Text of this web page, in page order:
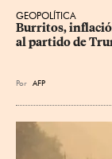
GEOPOLÍTICA
Burritos,
al partido de
Por AFP